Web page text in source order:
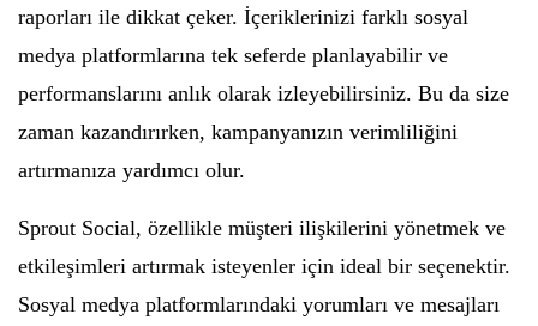
raporları ile dikkat çeker. İçeriklerinizi farklı sosyal
medya platformlarına tek seferde planlayabilir ve
performanslarını anlık olarak izleyebilirsiniz. Bu da size
zaman kazandırırken, kampanyanızın verimliliğini
artırmanıza yardımcı olur.
Sprout Social, özellikle müşteri ilişkilerini yönetmek ve
etkileşimleri artırmak isteyenler için ideal bir seçenektir.
Sosyal medya platformlarındaki yorumları ve mesajları